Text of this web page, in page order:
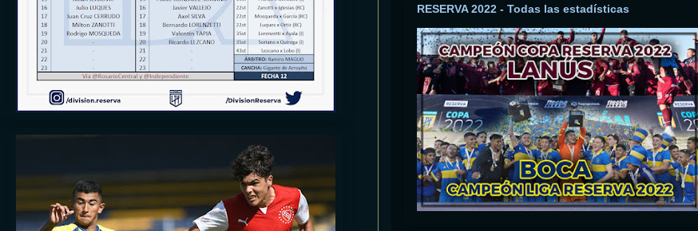
RESERVA 2022 - Todas las estadísticas